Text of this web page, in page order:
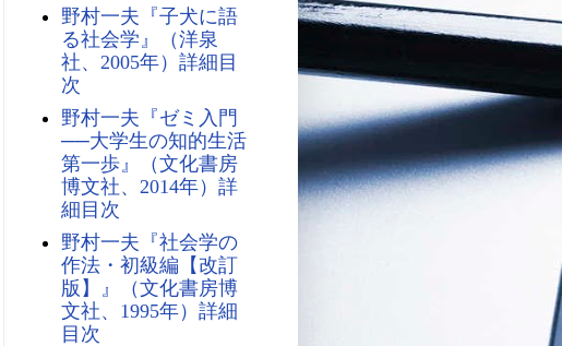
野村一夫『子犬に語
る社会学』（洋泉
社、2005年）詳細目
次
野村一夫『ゼミ入門
──大学生の知的生活
第一歩』（文化書房
博文社、2014年）詳
細目次
野村一夫『社会学の
作法・初級編【改訂
版】』（文化書房博
文社、1995年）詳細
目次